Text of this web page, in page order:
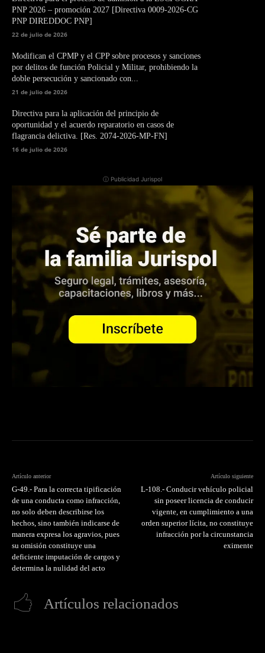
PNP 2026 – promoción 2027 [Directiva 0009-2026-CG
PNP DIREDDOC PNP]
22 de julio de 2026
Modifican el CPMP y el CPP sobre procesos y sanciones
por delitos de función Policial y Militar, prohibiendo la
doble persecución y sancionado con...
21 de julio de 2026
Directiva para la aplicación del principio de
oportunidad y el acuerdo reparatorio en casos de
flagrancia delictiva. [Res. 2074-2026-MP-FN]
16 de julio de 2026
ⓘ Publicidad Jurispol
Artículo anterior
G-49.- Para la correcta tipificación
de una conducta como infracción,
no solo deben describirse los
hechos, sino también indicarse de
manera expresa los agravios, pues
su omisión constituye una
deficiente imputación de cargos y
determina la nulidad del acto
Artículo siguiente
L-108.- Conducir vehículo policial
sin poseer licencia de conducir
vigente, en cumplimiento a una
orden superior lícita, no constituye
infracción por la circunstancia
eximente
Artículos relacionados